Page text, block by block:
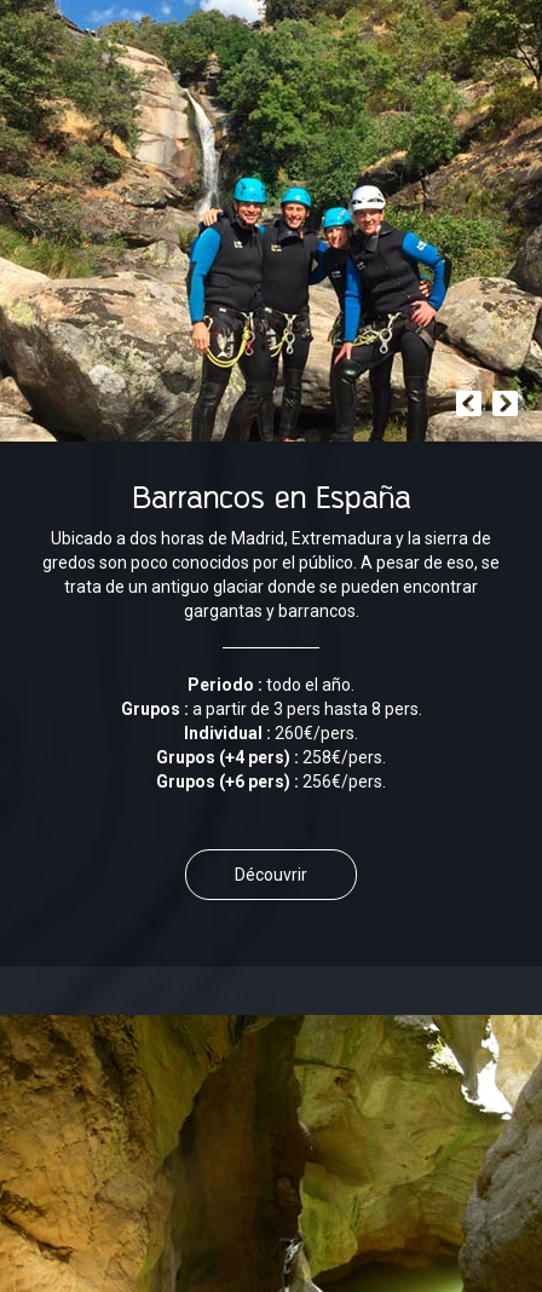
Barrancos en España
Ubicado a dos horas de Madrid, Extremadura y la sierra de
gredos son poco conocidos por el público. A pesar de eso, se
trata de un antiguo glaciar donde se pueden encontrar
gargantas y barrancos.
Periodo : todo el año.
Grupos : a partir de 3 pers hasta 8 pers.
Individual : 260€/pers.
Grupos (+4 pers) : 258€/pers.
Grupos (+6 pers) : 256€/pers.
Découvrir